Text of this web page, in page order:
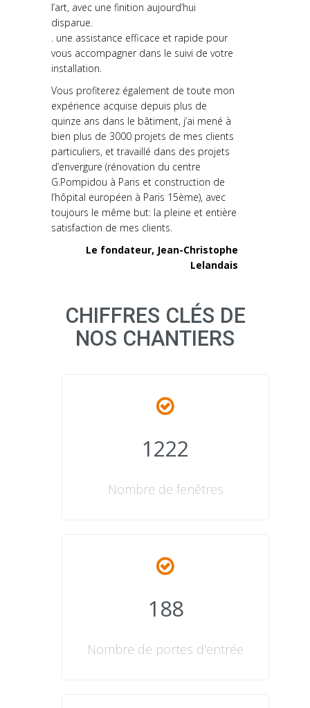
l’art, avec une finition aujourd’hui
disparue.
. une assistance efficace et rapide pour
vous accompagner dans le suivi de votre
installation.
Vous profiterez également de toute mon
expérience acquise depuis plus de
quinze ans dans le bâtiment, j’ai mené à
bien plus de 3000 projets de mes clients
particuliers, et travaillé dans des projets
d’envergure (rénovation du centre
G.Pompidou à Paris et construction de
l’hôpital européen à Paris 15ème), avec
toujours le même but: la pleine et entière
satisfaction de mes clients.
Le fondateur, Jean-Christophe
Lelandais
CHIFFRES CLÉS DE
NOS CHANTIERS
1222
Nombre de fenêtres
188
Nombre de portes d'entrée